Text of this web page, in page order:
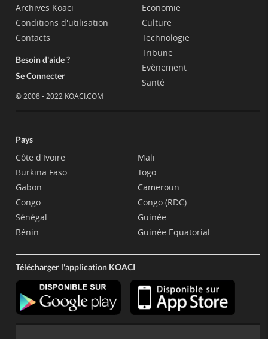
Archives Koaci
Conditions d'utilisation
Contacts
Besoin d'aide ?
Se Connecter
© 2008 - 2022 KOACI.COM
Economie
Culture
Technologie
Tribune
Evènement
Santé
Pays
Côte d'Ivoire
Burkina Faso
Gabon
Congo
Sénégal
Bénin
Mali
Togo
Cameroun
Congo (RDC)
Guinée
Guinée Equatorial
Télécharger l'application KOACI